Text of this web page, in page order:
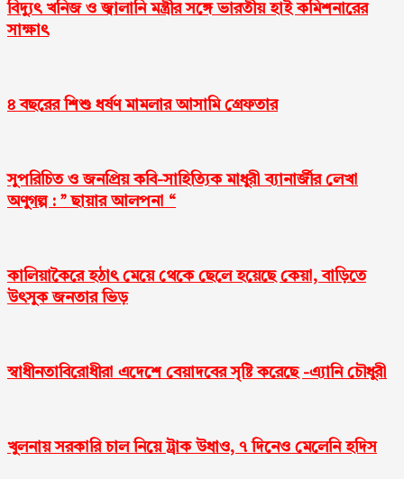
বিদ্যুৎ খনিজ ও জ্বালানি মন্ত্রীর সঙ্গে ভারতীয় হাই কমিশনারের
সাক্ষাৎ
৪ বছরের শিশু ধর্ষণ মামলার আসামি গ্রেফতার
সুপরিচিত ও জনপ্রিয় কবি-সাহিত্যিক মাধুরী ব্যানার্জীর লেখা
অণুগল্প : ” ছায়ার আলপনা “
কালিয়াকৈরে হঠাৎ মেয়ে থেকে ছেলে হয়েছে কেয়া, বাড়িতে
উৎসুক জনতার ভিড়
স্বাধীনতাবিরোধীরা এদেশে বেয়াদবের সৃষ্টি করেছে -এ্যানি চৌধুরী
খুলনায় সরকা‌রি চাল নিয়ে ট্রাক উধাও, ৭ দিনেও মেলে‌নি হ‌দিস